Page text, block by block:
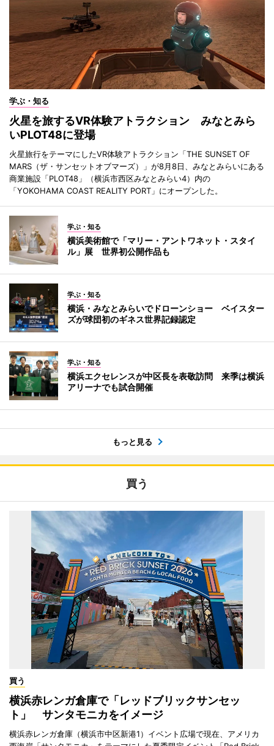
学ぶ・知る
火星を旅するVR体験アトラクション みなとみら
いPLOT48に登場
火星旅行をテーマにしたVR体験アトラクション「THE SUNSET OF
MARS（ザ・サンセットオブマーズ）」が8月8日、みなとみらいにある
商業施設「PLOT48」（横浜市西区みなとみらい4）内の
「YOKOHAMA COAST REALITY PORT」にオープンした。
学ぶ・知る
横浜美術館で「マリー・アントワネット・スタイ
ル」展 世界初公開作品も
学ぶ・知る
横浜・みなとみらいでドローンショー ベイスター
ズが球団初のギネス世界記録認定
学ぶ・知る
横浜エクセレンスが中区長を表敬訪問 来季は横浜
アリーナでも試合開催
もっと見る
買う
買う
横浜赤レンガ倉庫で「レッドブリックサンセッ
ト」 サンタモニカをイメージ
横浜赤レンガ倉庫（横浜市中区新港1）イベント広場で現在、アメリカ